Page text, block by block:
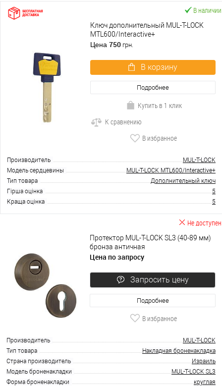
В наличии
Ключ дополнительный MUL-T-LOCK
MTL600/Interactive+
Цена 750 грн.
В корзину
Подробнее
Купить в 1 клик
К сравнению
В избранное
Производитель
MUL-T-LOCK
Модель сердцевины
MUL-T-LOCK MTL600/Interactive+
Тип товара
Дополнительный ключ
Гірша оцінка
5
Краща оцінка
5
Не доступен
Протектор MUL-T-LOCK SL3 (40-89 мм)
бронза античная
Цена по запросу
Запросить цену
Подробнее
В избранное
Производитель
MUL-T-LOCK
Тип товара
Накладная броненакладка
Страна производитель
Израиль
Модель броненакладки
MUL-T-LOCK SL3
Форма броненакладки
круглая